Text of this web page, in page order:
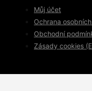
Můj účet
Ochrana
Obchodní
Zásady cookies